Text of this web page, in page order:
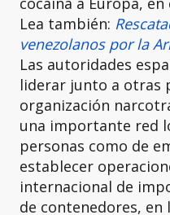
Lea también:
venezolanos por la
Las autoridades
liderar junto a otras
organización
una importante red
personas como de
establecer
internacional de
de contenedores, en